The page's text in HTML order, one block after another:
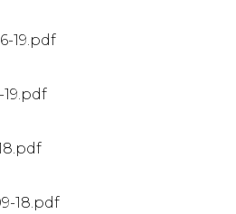
19.pdf
18.pdf